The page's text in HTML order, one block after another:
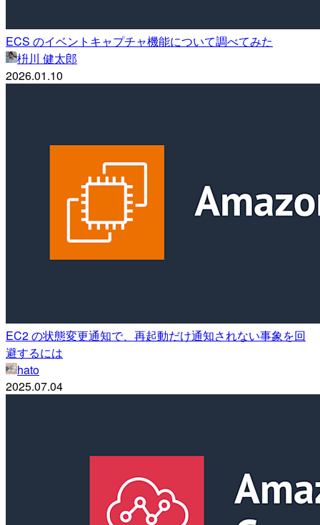
ECS のイベントキャプチャ機能について調べてみた
枡川 健太郎
2026.01.10
EC2 の状態変更通知で、再起動だけ通知されない事象を回
避するには
hato
2025.07.04